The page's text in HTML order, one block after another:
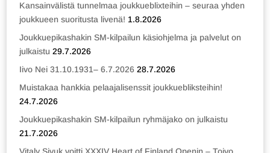
Kansainvälistä tunnelmaa joukkueblixteihin – seuraa yhden
joukkueen suoritusta livenä! 1.8.2026
Joukkuepikashakin SM-kilpailun käsiohjelma ja palvelut on
julkaistu 29.7.2026
Iivo Nei 31.10.1931– 6.7.2026 28.7.2026
Muistakaa hankkia pelaajalisenssit joukkuebliksteihin!
24.7.2026
Joukkuepikashakin SM-kilpailun ryhmäjako on julkaistu
21.7.2026